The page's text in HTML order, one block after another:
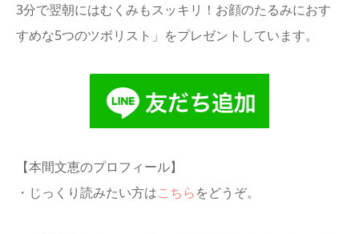
3分で翌朝にはむくみもスッキリ！お顔のたるみにおす
すめな5つのツボリスト」をプレゼントしています。
【本間文恵のプロフィール】
・じっくり読みたい方はこちらをどうぞ。